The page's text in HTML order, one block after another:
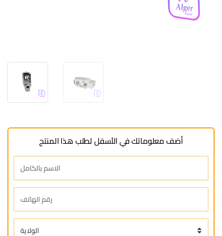
أضف معلوماتك في الأسفل لطلب هذا المنتج